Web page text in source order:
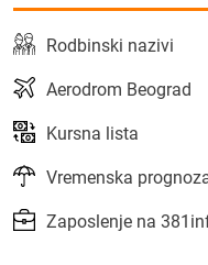
Rodbinski nazivi
Aerodrom Beograd
Kursna lista
Vremenska
Zaposlenje na